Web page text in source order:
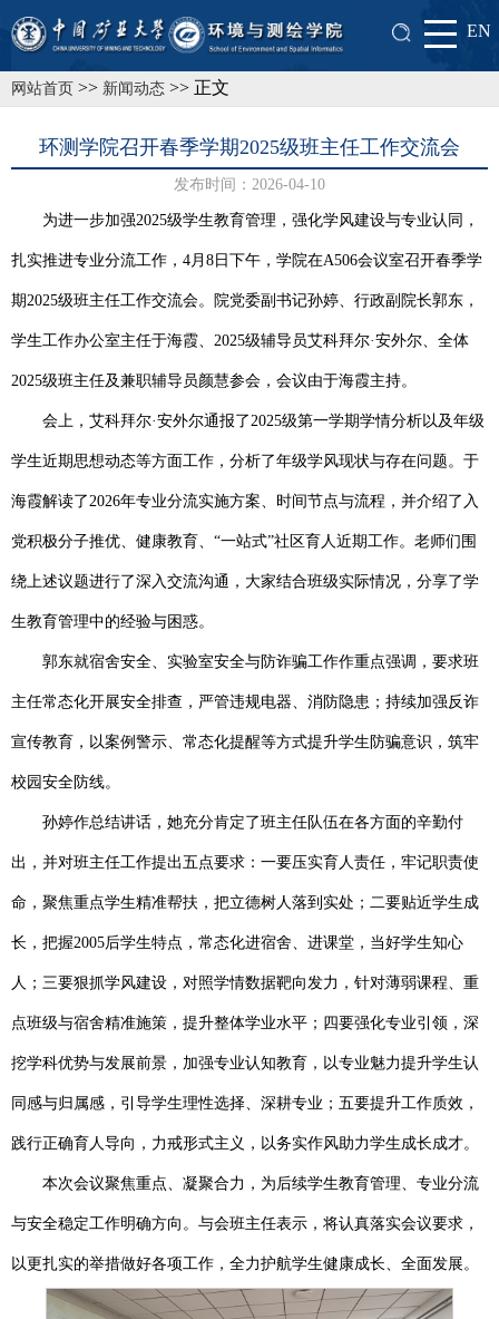
EN
网站首页 >> 新闻动态 >> 正文
环测学院召开春季学期2025级班主任工作交流会
发布时间：2026-04-10
为进一步加强2025级学生教育管理，强化学风建设与专业认同，
扎实推进专业分流工作， 4 月 8 日下午，学院在A506会议室召开春季学
期 2025级班主任工作交流会。院党委副书记孙婷、行政副院长郭东，
学生工作办公室主任于海霞、 2025级辅导员艾科拜尔·安外尔、全体
2025级班主任及兼职辅导员颜慧参会，会议由于海霞主持。
会上，艾科拜尔·安外尔通报了 2025级第一学期学情分析以及年级
学生近期思想动态等方面工作 ，分析了年级学风现状与存在问题。于
海霞解读了 2026年专业分流实施方案、时间节点与流程，并介绍了入
党积极分子推优、健康教育、 “一站式”社区育人近期工作。 老师们 围
绕 上述议题进行了深入交流沟通 ， 大家结合班级实际情况，分享了学
生教育管理中的经验与困惑。
郭东就宿舍安全、实验室安全与防诈骗工作作重点强调，要求班
主任常态化开展安全排查，严管违规电器、消防隐患；持续加强反诈
宣传教育，以案例警示、常态化提醒等方式提升学生防骗意识，筑牢
校园安全防线。
孙婷作总结讲话，她充分肯定了班主任队伍在各方面的辛勤付
出，并对班主任工作提出五点要求：一要压实育人责任，牢记职责使
命，聚焦重点学生精准帮扶，把立德树人落到实处；二要贴近学生成
长，把握2005后学生特点，常态化进宿舍、进课堂，当好学生知心
人；三要狠抓学风建设，对照学情数据靶向发力，针对薄弱课程、重
点班级与宿舍精准施策，提升整体学业水平；四要强化专业引领，深
挖学科优势与发展前景，加强专业认知教育，以专业魅力提升学生认
同感与归属感，引导学生理性选择、深耕专业；五要提升工作质效，
践行正确育人导向，力戒形式主义，以务实作风助力学生成长成才。
本次会议聚焦重点、凝聚合力，为后续学生教育管理、专业分流
与安全稳定工作明确方向。与会班主任表示，将认真落实会议要求，
以更扎实的举措做好各项工作，全力护航学生健康成长、全面发展。